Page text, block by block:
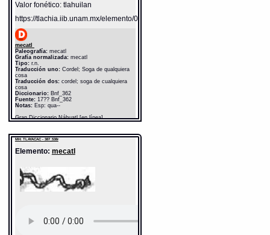
Valor fonético: tlahuilan
https://tlachia.iib.unam.mx/elemento/05.11.03
mecatl
Paleografía:mecatl
Grafía normalizada:mecatl
Tipo:r.n.
Traducción uno:Cordel; Soga de qualquiera
cosa
Traducción dos:cordel; soga de cualquiera
cosa
Diccionario: Bnf_362
Fuente:17?? Bnf_362
Notas:Esp: qua--
Gran Diccionario Náhuatl [en línea].
Universidad Nacional Autónoma de México
08-2020]. Disponible en la Web
http://www.gdn.unam.mx/contexto/13507
MH: TLAYACAC - 387_538r
Elemento: mecatl